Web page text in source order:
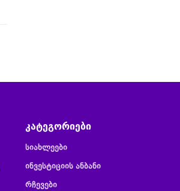
კატეგორიები
სიახლეები
ინვესტიციის ანბანი
რჩევები